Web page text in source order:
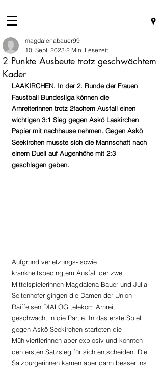
2 Punkte Ausbeute trotz geschwächtem
Kader
magdalenabauer99
10. Sept. 2023 2 Min. Lesezeit
LAAKIRCHEN. In der 2. Runde der Frauen
Faustball Bundesliga können die
Arnreiterinnen trotz 2fachem Ausfall einen
wichtigen 3:1 Sieg gegen Askö Laakirchen
Papier mit nachhause nehmen. Gegen Askö
Seekirchen musste sich die Mannschaft nach
einem Duell auf Augenhöhe mit 2:3
geschlagen geben.
Aufgrund verletzungs- sowie
krankheitsbedingtem Ausfall der zwei
Mittelspielerinnen Magdalena Bauer und Julia
Seltenhofer gingen die Damen der Union
Raiffeisen DIALOG telekom Arnreit
geschwächt in die Partie. In das erste Spiel
gegen Askö Seekirchen starteten die
Mühlviertlerinnen aber explosiv und konnten
den ersten Satzsieg für sich entscheiden. Die
Salzburgerinnen kamen aber dann besser ins